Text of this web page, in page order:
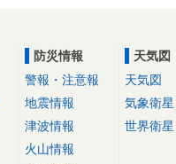
防災情報
警報・注意報
地震情報
津波情報
火山情報
天気図
天気図
気象衛星
世界衛星